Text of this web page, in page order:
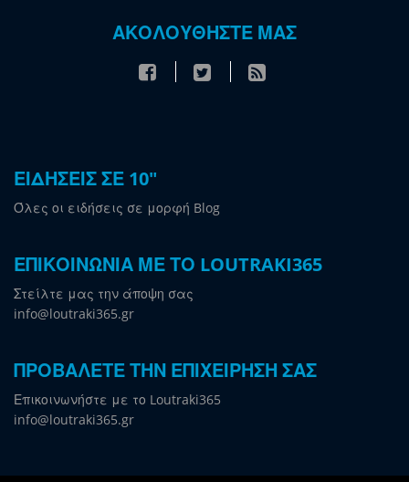
ΑΚΟΛΟΥΘΗΣΤΕ ΜΑΣ
ΕΙΔΗΣΕΙΣ ΣΕ 10"
Όλες οι ειδήσεις σε μορφή Blog
ΕΠΙΚΟΙΝΩΝΙΑ ΜΕ ΤΟ LOUTRAKI365
Στείλτε μας την άποψη σας
info@loutraki365.gr
ΠΡΟΒΑΛΕΤΕ ΤΗΝ ΕΠΙΧΕΙΡΗΣΗ ΣΑΣ
Επικοινωνήστε με το Loutraki365
info@loutraki365.gr